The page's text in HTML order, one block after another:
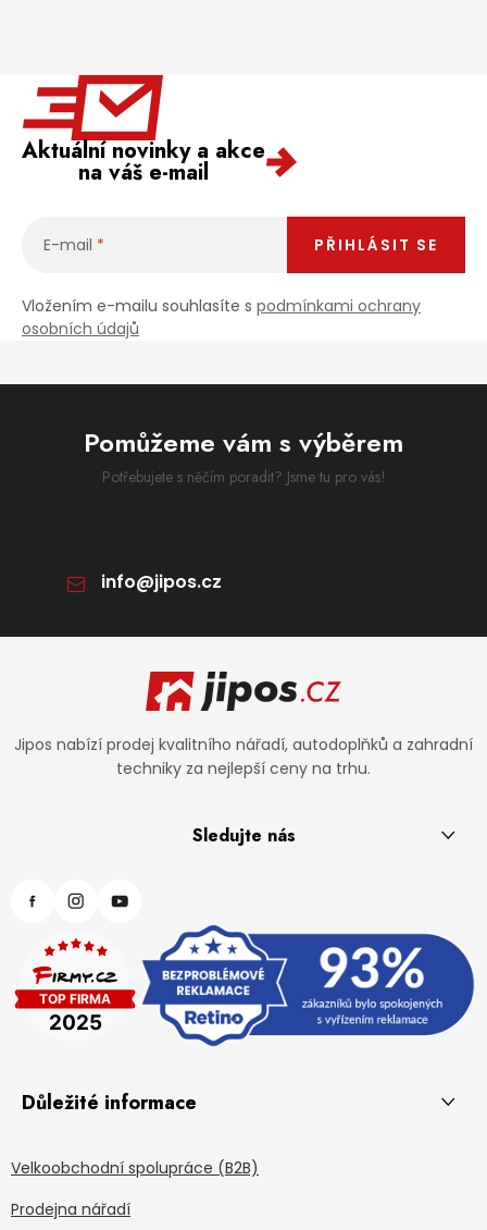
Aktuální novinky a akce
na váš e-mail
E-mail
Vložením e-mailu souhlasíte s podmínkami ochrany
osobních údajů
PŘIHLÁSIT SE
Pomůžeme vám s výběrem
Potřebujete s něčím poradit? Jsme tu pro vás!
info@jipos.cz
Zápatí
Jipos nabízí prodej kvalitního nářadí, autodoplňků a zahradní
techniky za nejlepší ceny na trhu.
Sledujte nás
Důležité informace
Velkoobchodní spolupráce (B2B)
Prodejna nářadí